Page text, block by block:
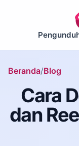
Beranda Blog
Cara
dan